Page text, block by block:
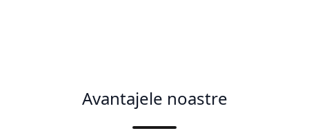
Avantajele noastre